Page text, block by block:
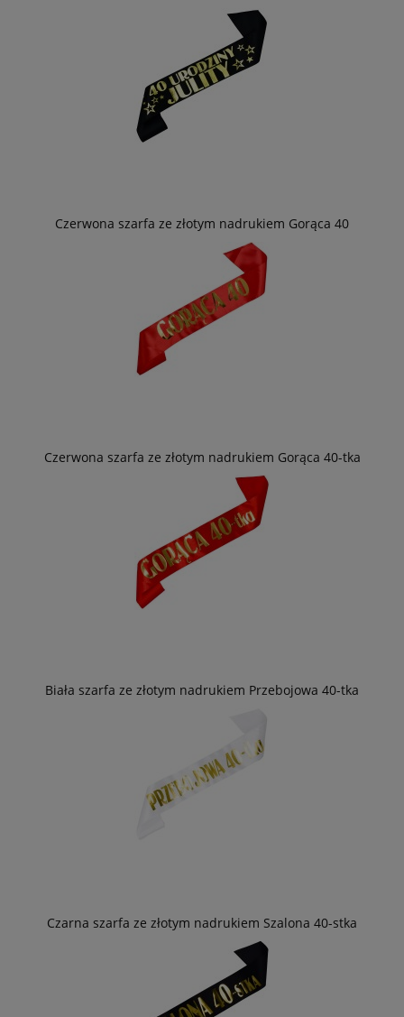
Czerwona szarfa ze złotym nadrukiem Gorąca 40
Czerwona szarfa ze złotym nadrukiem Gorąca 40-tka
Biała szarfa ze złotym nadrukiem Przebojowa 40-tka
Czarna szarfa ze złotym nadrukiem Szalona 40-stka